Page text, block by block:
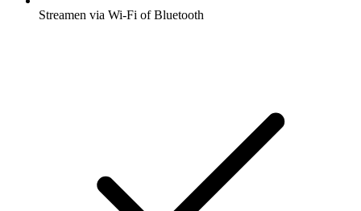
Streamen via Wi-Fi of Bluetooth